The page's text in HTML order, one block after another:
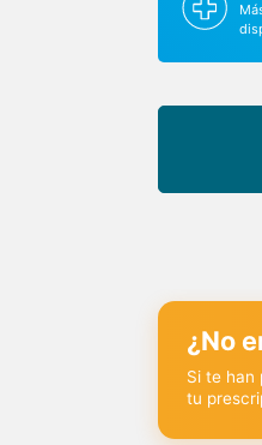
¿No
Si te han
tu